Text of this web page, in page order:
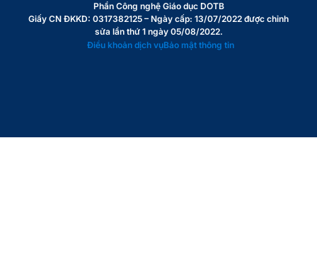
Phần Công nghệ Giáo dục DOTB
Giấy CN ĐKKD: 0317382125 – Ngày cấp: 13/07/2022 được chỉnh
sửa lần thứ 1 ngày 05/08/2022.
Điều khoản dịch vụBảo mật thông tin